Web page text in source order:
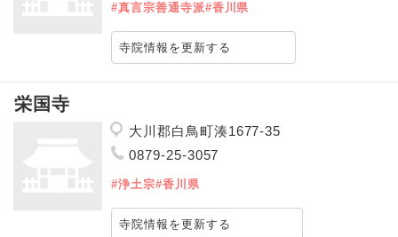
#真言宗善通寺派#香川県
寺院情報を更新する
栄国寺
大川郡白鳥町湊1677-35
0879-25-3057
#浄土宗#香川県
寺院情報を更新する